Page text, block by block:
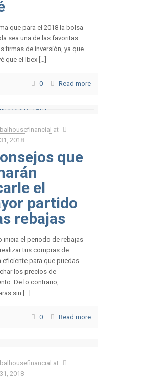
que para el 2018 la bolsa
sea una de las favoritas
firmas de inversión, ya que
que el Ibex […]
0 Read more
at
2018
que
el
partido
rebajas
inicia el periodo de rebajas
tus compras de
eficiente para que puedas
los precios de
De lo contrario,
sin […]
0 Read more
at
2018